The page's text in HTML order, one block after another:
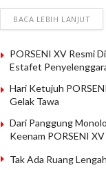
BACA LEBIH LANJUT
PORSENI XV Resmi
Estafet
Hari Ketujuh
Gelak Tawa
Dari Panggung
Keenam PORSENI
Tak Ada Ruang